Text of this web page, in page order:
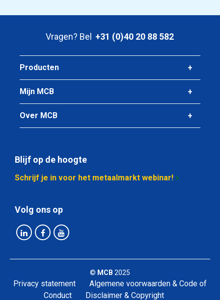
Vragen? Bel +31 (0)40 20 88 582
Producten
Mijn MCB
Over MCB
Blijf op de hoogte
Schrijf je in voor het metaalmarkt webinar!
Volg ons op
© MCB 2025
Privacy statement
Algemene voorwaarden & Code of
Conduct
Disclaimer & Copyright